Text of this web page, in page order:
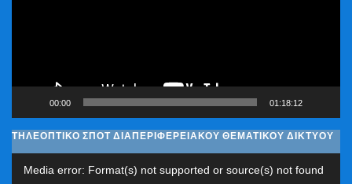
00:00 01:18:12
ΤΗΛΕΟΠΤΙΚΟ ΣΠΟΤ ΔΙΑΠΕΡΙΦΕΡΕΙΑΚΟΥ ΘΕΜΑΤΙΚΟΥ ΔΙΚΤΥΟΥ
Media error: Format(s) not supported or source(s) not found